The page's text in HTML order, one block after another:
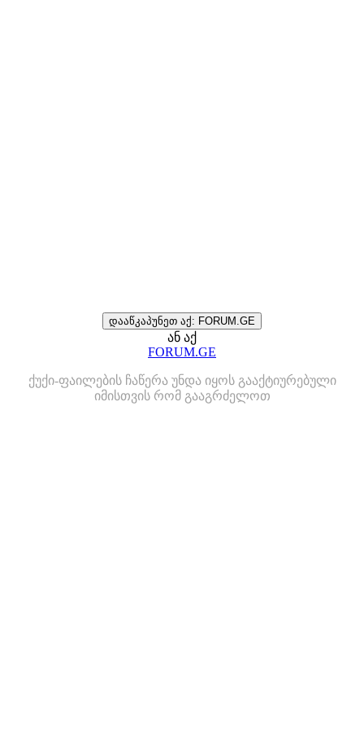
დააწკაპუნეთ აქ: FORUM.GE
ან აქ
FORUM.GE
ქუქი-ფაილების ჩაწერა უნდა იყოს გააქტიურებული
იმისთვის რომ გააგრძელოთ